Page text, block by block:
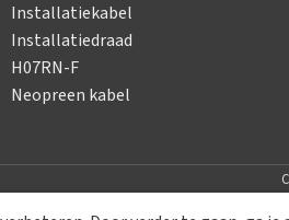
Installatiekabel
Installatiedraad
H07RN-F
Neopreen kabel